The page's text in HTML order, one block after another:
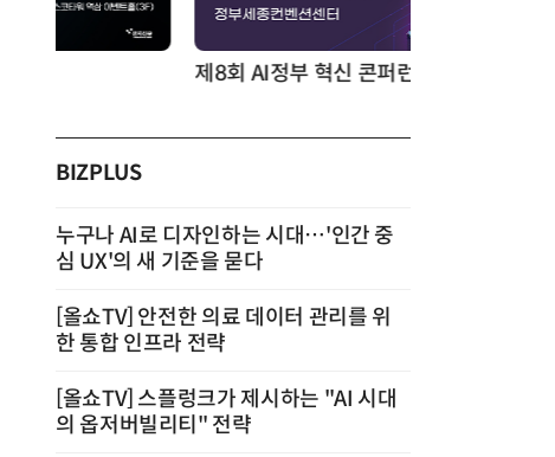
제8회 AI정부 혁신 콘퍼런스
BIZPLUS
누구나 AI로 디자인하는 시대…'인간 중
심 UX'의 새 기준을 묻다
[올쇼TV] 안전한 의료 데이터 관리를 위
한 통합 인프라 전략
[올쇼TV] 스플렁크가 제시하는 "AI 시대
의 옵저버빌리티" 전략